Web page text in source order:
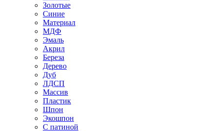
Золотые
Синие
Материал
МДФ
Эмаль
Акрил
Береза
Дерево
Дуб
ЛДСП
Массив
Пластик
Шпон
Экошпон
С патиной